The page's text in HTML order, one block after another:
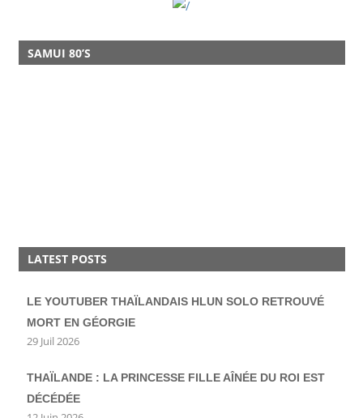
SAMUI 80’S
LATEST POSTS
LE YOUTUBER THAÏLANDAIS HLUN SOLO RETROUVÉ
MORT EN GÉORGIE
29 Juil 2026
THAÏLANDE : LA PRINCESSE FILLE AÎNÉE DU ROI EST
DÉCÉDÉE